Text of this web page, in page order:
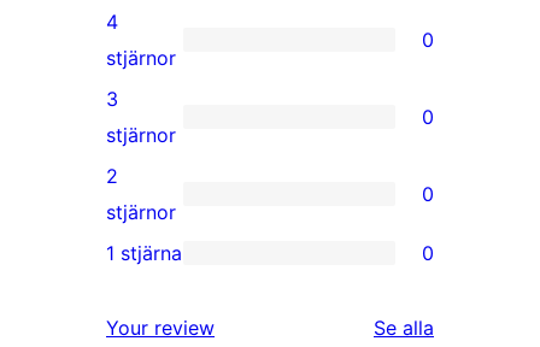
5-
stjärnig
recension
0
4-
stjärniga
recensioner
4
stjärnor
0
0
3-
stjärniga
recensioner
3
stjärnor
0
0
2-
recensioner
2
stjärnor
0
stjärniga
1 stjärna 0
Your review Se alla